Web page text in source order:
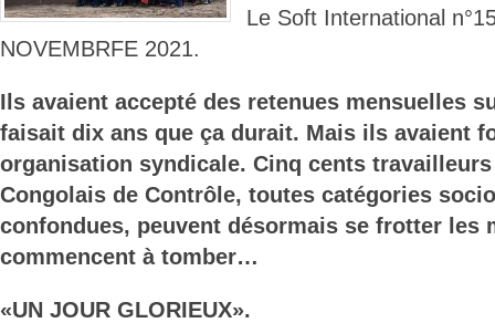
Le Soft International
NOVEMBRFE 2021.
Ils avaient accepté des retenues mensuelles
faisait dix ans que ça durait. Mais ils avaient
organisation syndicale. Cinq cents
Congolais de Contrôle, toutes catégories
confondues, peuvent désormais se frotter les
commencent à tomber…
«UN JOUR GLORIEUX».